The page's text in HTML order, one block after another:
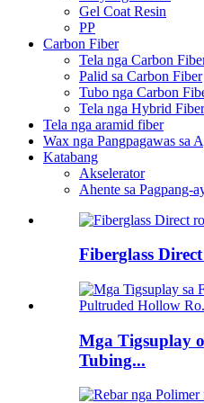
Gel Coat Resin
PP
Carbon Fiber
Tela nga Carbon
Palid sa Carbon Fiber
Tubo nga Carbon
Tela nga Hybrid Fiber
Tela nga aramid fiber
Wax nga Pangpagawas sa
Katabang
Akselerator
Ahente sa Pagpang-
Fiberglass
Mga Tigsuplay
Tubing...